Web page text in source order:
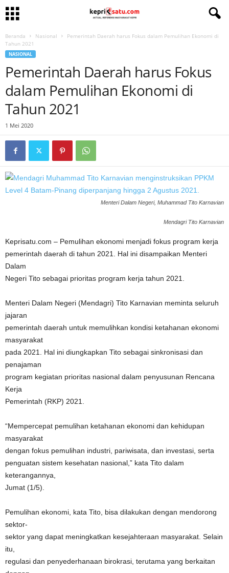
Beranda Nasional
Pemerintah Daerah harus Fokus dalam Pemulihan Ekonomi di
Tahun 2021
NASIONAL
Pemerintah Daerah harus Fokus
dalam Pemulihan Ekonomi di
Tahun 2021
1 Mei 2020
Menteri Dalam Negeri, Muhammad Tito Karnavian
Mendagri Tito Karnavian
Keprisatu.com – Pemulihan ekonomi menjadi fokus program kerja
pemerintah daerah di tahun 2021. Hal ini disampaikan Menteri
Dalam
Negeri Tito sebagai prioritas program kerja tahun 2021.
Menteri Dalam Negeri (Mendagri) Tito Karnavian meminta seluruh
jajaran
pemerintah daerah untuk memulihkan kondisi ketahanan ekonomi
masyarakat
pada 2021. Hal ini diungkapkan Tito sebagai sinkronisasi dan
penajaman
program kegiatan prioritas nasional dalam penyusunan Rencana
Kerja
Pemerintah (RKP) 2021.
“Mempercepat pemulihan ketahanan ekonomi dan kehidupan
masyarakat
dengan fokus pemulihan industri, pariwisata, dan investasi, serta
penguatan sistem kesehatan nasional,” kata Tito dalam
keterangannya,
Jumat (1/5).
Pemulihan ekonomi, kata Tito, bisa dilakukan dengan mendorong
sektor-
sektor yang dapat meningkatkan kesejahteraan masyarakat. Selain
itu,
regulasi dan penyederhanaan birokrasi, terutama yang berkaitan